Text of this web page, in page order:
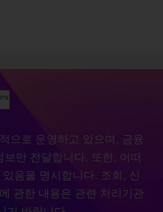
으로 운영하고 있으며, 금융
만 전달합니다. 또한, 어떠
음을 명시합니다. 조회, 신
관한 내용은 관련 처리기관